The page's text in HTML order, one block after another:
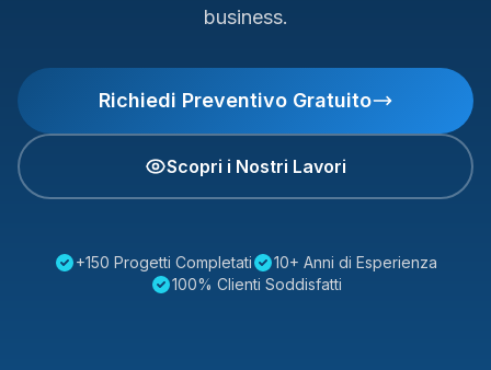
business.
Richiedi Preventivo Gratuito
Scopri i Nostri Lavori
+150 Progetti Completati
10+ Anni di Esperienza
100% Clienti Soddisfatti